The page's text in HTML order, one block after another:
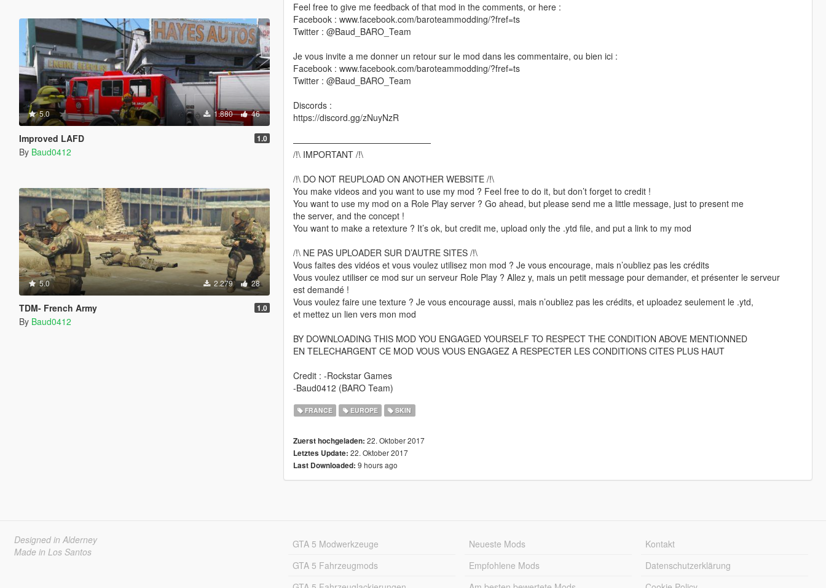
5.0 1.880 46
Improved LAFD 1.0
By Baud0412
5.0 2.279 28
TDM- French Army 1.0
By Baud0412
Feel free to give me feedback of that mod in the comments, or here :
Facebook : www.facebook.com/baroteammodding/?fref=ts
Twitter : @Baud_BARO_Team
Je vous invite a me donner un retour sur le mod dans les commentaire, ou bien ici :
Facebook : www.facebook.com/baroteammodding/?fref=ts
Twitter : @Baud_BARO_Team
Discords :
https://discord.gg/zNuyNzR
————————————————
/!\ IMPORTANT /!\
/!\ DO NOT REUPLOAD ON ANOTHER WEBSITE /!\
You make videos and you want to use my mod ? Feel free to do it, but don’t forget to credit !
You want to use my mod on a Role Play server ? Go ahead, but please send me a little message, just to present me
the server, and the concept !
You want to make a retexture ? It’s ok, but credit me, upload only the .ytd file, and put a link to my mod
/!\ NE PAS UPLOADER SUR D’AUTRE SITES /!\
Vous faites des vidéos et vous voulez utilisez mon mod ? Je vous encourage, mais n’oubliez pas les crédits
Vous voulez utiliser ce mod sur un serveur Role Play ? Allez y, mais un petit message pour demander, et présenter le serveur
est demandé !
Vous voulez faire une texture ? Je vous encourage aussi, mais n’oubliez pas les crédits, et uploadez seulement le .ytd,
et mettez un lien vers mon mod
BY DOWNLOADING THIS MOD YOU ENGAGED YOURSELF TO RESPECT THE CONDITION ABOVE MENTIONNED
EN TELECHARGENT CE MOD VOUS VOUS ENGAGEZ A RESPECTER LES CONDITIONS CITES PLUS HAUT
Credit : -Rockstar Games
-Baud0412 (BARO Team)
FRANCE EUROPE SKIN
Zuerst hochgeladen: 22. Oktober 2017
Letztes Update: 22. Oktober 2017
Last Downloaded: 9 hours ago
Designed in Alderney
Made in Los Santos
GTA 5 Modwerkzeuge
GTA 5 Fahrzeugmods
Neueste Mods
Empfohlene Mods
Kontakt
Datenschutzerklärung